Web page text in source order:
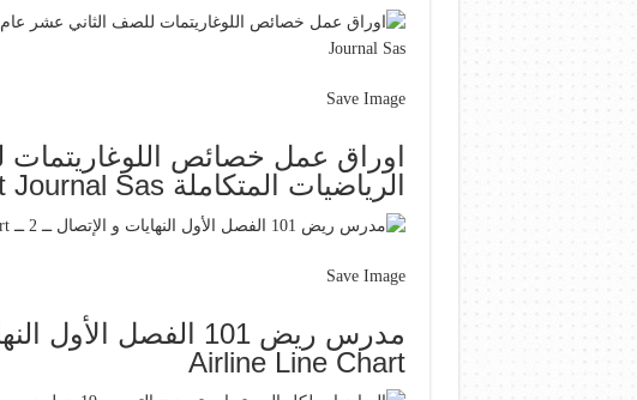
Save Image
اوراق عمل خصائص
الرياضيات المتكاملة Expressions Bullet Journal Sas
Save Image
Airline Line Chart